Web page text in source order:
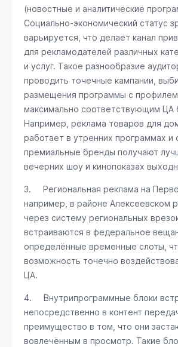
(новостные и аналитические
Социально-экономический статус
варьируется, что делает канал
для рекламодателей различных
и услуг. Такое разнообразие
проводить точечные кампании,
размещения программы с профилем
максимально соответствующим ЦА
Например, реклама товаров для
работает в утренних программах и
премиальные бренды получают
вечерних шоу и кинопоказах
3. Региональная реклама на
например, в районе Алексеевском
через систему региональных
встраиваются в федеральное
определённые временные слоты,
возможность точечно
ЦА.
4. Внутрипрограммные блоки
непосредственно в контент
преимущество в том, что они
вовлечённым в просмотр. Такие